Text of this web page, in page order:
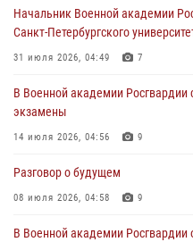
108 лет со дня образования
Начальник Военной академии
Санкт-Петербургского
31 июля 2026, 04:49 7
В Военной академии Росгвардии
экзамены
14 июля 2026, 04:56 9
Разговор о будущем
08 июля 2026, 04:58 9
В Военной академии Росгвардии